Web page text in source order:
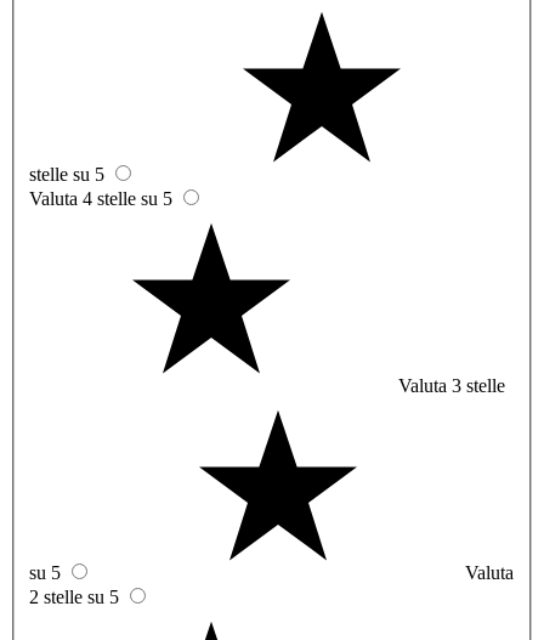
stelle su 5
Valuta 4 stelle su 5
Valuta 3 stelle
su 5
Valuta
2 stelle su 5